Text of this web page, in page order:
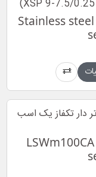
Stainless
تکفاز یک اسب